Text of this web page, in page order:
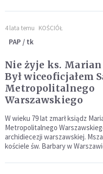
4 lata temu KOŚCIÓŁ
PAP / tk
Nie żyje ks. Marian
Był wiceoficjałem
Metropolitalnego
Warszawskiego
W wieku 79 lat zmarł ksiądz
Metropolitalnego
archidiecezji warszawskiej.
kościele św. Barbary w